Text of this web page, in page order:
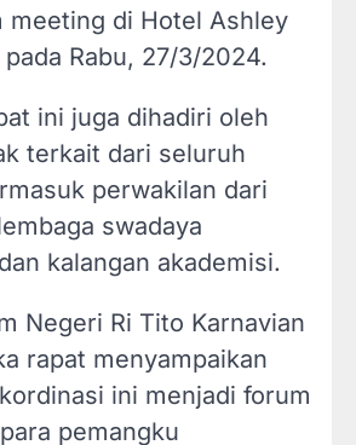
meeting di Hotel Ashley
Rabu, 27/3/2024.
ini juga dihadiri oleh
terkait dari seluruh
perwakilan dari
swadaya
kalangan akademisi.
Negeri Ri Tito Karnavian
rapat menyampaikan
ini menjadi forum
pemangku